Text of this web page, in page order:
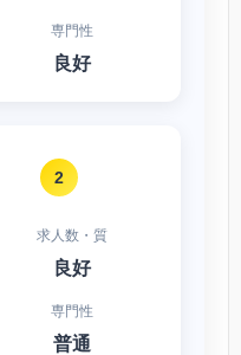
専門性
良好
2
求人数・質
良好
専門性
普通